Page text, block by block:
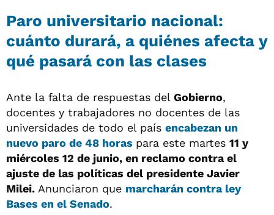
Paro universitario nacional:
cuánto durará, a quiénes afecta y
qué pasará con las clases
Ante la falta de respuestas del Gobierno,
docentes y trabajadores no docentes de las
universidades de todo el país encabezan un
nuevo paro de 48 horas para este martes 11 y
miércoles 12 de junio, en reclamo contra el
ajuste de las políticas del presidente Javier
Milei. Anunciaron que marcharán contra ley
Bases en el Senado.